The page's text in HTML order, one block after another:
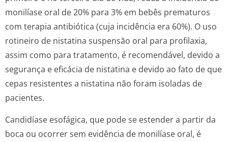
monilíase oral de 20% para 3% em bebês prematuros
com terapia antibiótica (cuja incidência era 60%). O uso
rotineiro de nistatina suspensão oral para profilaxia,
assim como para tratamento, é recomendável, devido a
segurança e eficácia de nistatina e devido ao fato de que
cepas resistentes a nistatina não foram isoladas de
pacientes.
Candidíase esofágica, que pode se estender a partir da
boca ou ocorrer sem evidência de monilíase oral, é